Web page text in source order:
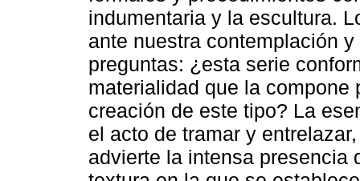
indumentaria y la escultura.
ante nuestra contemplación
preguntas: ¿esta serie
materialidad que la
creación de este tipo? La
el acto de tramar y
advierte la intensa presencia